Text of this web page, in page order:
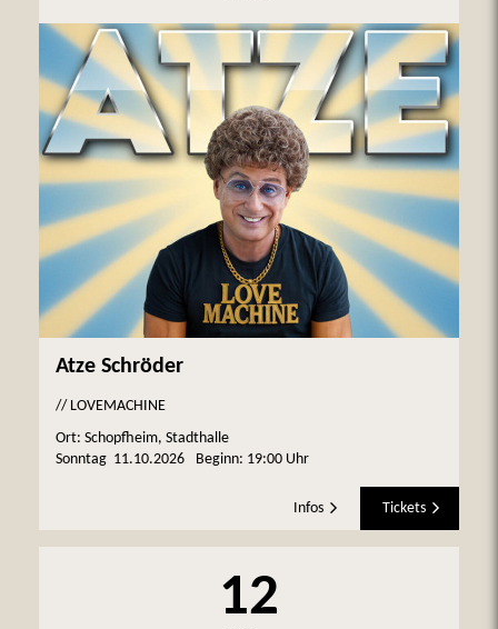
Atze Schröder
// LOVEMACHINE
Ort: Schopfheim, Stadthalle
Sonntag 11.10.2026 Beginn: 19:00 Uhr
Infos Tickets
12